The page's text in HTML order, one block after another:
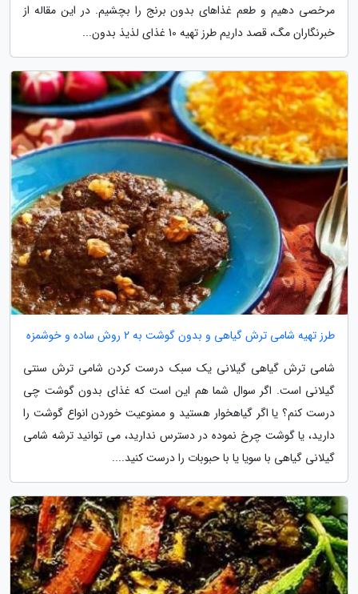
مرخصی دهیم و طعم غذاهای بدون برنج را بچشیم. در این مقاله از
خبرنگاران مگ، قصد داریم طرز تهیه 10 غذای لذیذ بدون...
طرز تهیه شامی ترش گیاهی و بدون گوشت به 2 روش ساده و خوشمزه
شامی ترش گیاهی گیلانی یک سبک درست کردن شامی ترش سنتی
گیلانی است. اگر سوال شما هم این است که غذای بدون گوشت چی
درست کنم؟ یا اگر گیاهخوار هستید و ممنوعیت خوردن انواع گوشت را
دارید، یا گوشت چرخ نموده در دسترس ندارید، می توانید ترشه شامی
گیلانی گیاهی با سویا یا با حبوبات را درست کنید....